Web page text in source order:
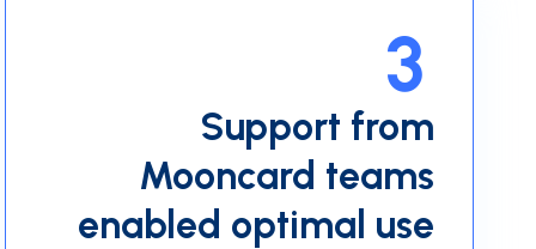
Support from
Mooncard teams
enabled optimal use
3